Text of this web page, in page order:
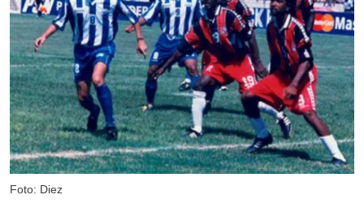
Foto: Diez